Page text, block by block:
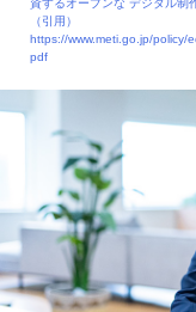
資するオープンな デジタル制
（引用）
https://www.meti.go.jp/policy/
pdf